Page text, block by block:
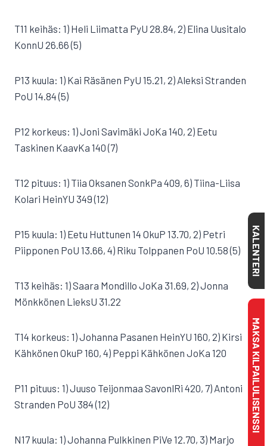
T11 keihäs: 1) Heli Liimatta PyU 28.84, 2) Elina Uusitalo
KonnU 26.66 (5)
P13 kuula: 1) Kai Räsänen PyU 15.21, 2) Aleksi Stranden
PoU 14.84 (5)
P12 korkeus: 1) Joni Savimäki JoKa 140, 2) Eetu
Taskinen KaavKa 140 (7)
T12 pituus: 1) Tiia Oksanen SonkPa 409, 6) Tiina-Liisa
Kolari HeinYU 349 (12)
P15 kuula: 1) Eetu Huttunen 14 OkuP 13.70, 2) Petri
Piipponen PoU 13.66, 4) Riku Tolppanen PoU 10.58 (5)
T13 keihäs: 1) Saara Mondillo JoKa 31.69, 2) Jonna
Mönkkönen LieksU 31.22
T14 korkeus: 1) Johanna Pasanen HeinYU 160, 2) Kirsi
Kähkönen OkuP 160, 4) Peppi Kähkönen JoKa 120
P11 pituus: 1) Juuso Teijonmaa SavonlRi 420, 7) Antoni
Stranden PoU 384 (12)
N17 kuula: 1) Johanna Pulkkinen PiVe 12.70, 3) Marjo
KALENTERI
MAKSA KILPAILULISENSSI